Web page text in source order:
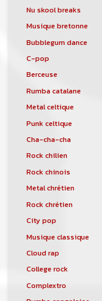
Nu skool breaks
Musique bretonne
Bubblegum dance
C-pop
Berceuse
Rumba catalane
Metal celtique
Punk celtique
Cha-cha-cha
Rock chilien
Rock chinois
Metal chrétien
Rock chrétien
City pop
Musique classique
Cloud rap
College rock
Complextro